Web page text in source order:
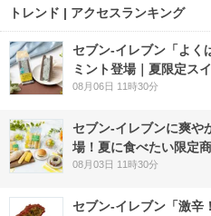
トレンド | アクセスランキング
セブン‐イレブン「よく
ミント登場｜夏限定ス
08月06日 11時30分
セブン‐イレブンに爽
場！夏に食べたい限定
08月03日 11時30分
セブン-イレブン「激辛